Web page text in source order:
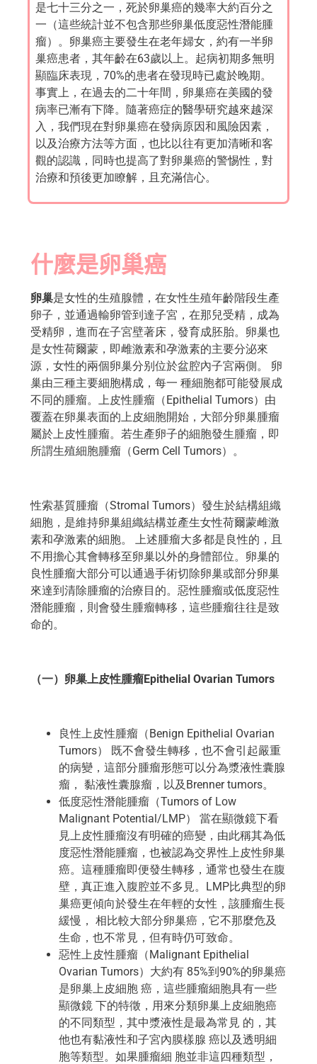
是七十三分之一，死於卵巢癌的幾率大約百分之
一（這些統計並不包含那些卵巢低度惡性潛能腫
瘤）。卵巢癌主要發生在老年婦女，約有一半卵
巢癌患者，其年齡在63歲以上。起病初期多無明
顯臨床表現，70%的患者在發現時已處於晚期。
事實上，在過去的二十年間，卵巢癌在美國的發
病率已漸有下降。隨著癌症的醫學研究越來越深
入，我們現在對卵巢癌在發病原因和風險因素，
以及治療方法等方面，也比以往有更加清晰和客
觀的認識，同時也提高了對卵巢癌的警惕性，對
治療和預後更加瞭解，且充滿信心。
什麼是卵巢癌
卵巢是女性的生殖腺體，在女性生殖年齡階段生產
卵子，並通過輸卵管到達子宮，在那兒受精，成為
受精卵，進而在子宮壁著床，發育成胚胎。卵巢也
是女性荷爾蒙，即雌激素和孕激素的主要分泌來
源，女性的兩個卵巢分别位於盆腔內子宮兩側。 卵
巢由三種主要細胞構成，每一 種細胞都可能發展成
不同的腫瘤。上皮性腫瘤（Epithelial Tumors）由
覆蓋在卵巢表面的上皮細胞開始，大部分卵巢腫瘤
屬於上皮性腫瘤。若生產卵子的細胞發生腫瘤，即
所謂生殖細胞腫瘤（Germ Cell Tumors）。
性索基質腫瘤（Stromal Tumors）發生於結構組織
細胞，是維持卵巢組織結構並產生女性荷爾蒙雌激
素和孕激素的細胞。 上述腫瘤大多都是良性的，且
不用擔心其會轉移至卵巢以外的身體部位。卵巢的
良性腫瘤大部分可以通過手術切除卵巢或部分卵巢
來達到清除腫瘤的治療目的。惡性腫瘤或低度惡性
潛能腫瘤，則會發生腫瘤轉移，這些腫瘤往往是致
命的。
（一）卵巢上皮性腫瘤Epithelial Ovarian Tumors
良性上皮性腫瘤（Benign Epithelial Ovarian
Tumors） 既不會發生轉移，也不會引起嚴重
的病變，這部分腫瘤形態可以分為漿液性囊腺
瘤， 黏液性囊腺瘤，以及Brenner tumors。
低度惡性潛能腫瘤（Tumors of Low
Malignant Potential/LMP） 當在顯微鏡下看
見上皮性腫瘤沒有明確的癌變，由此稱其為低
度惡性潛能腫瘤，也被認為交界性上皮性卵巢
癌。這種腫瘤即便發生轉移，通常也發生在腹
壁，真正進入腹腔並不多見。LMP比典型的卵
巢癌更傾向於發生在年輕的女性，該腫瘤生長
緩慢， 相比較大部分卵巢癌，它不那麼危及
生命，也不常見，但有時仍可致命。
惡性上皮性腫瘤（Malignant Epithelial
Ovarian Tumors）大約有 85%到90%的卵巢癌
是卵巢上皮細胞 癌，這些腫瘤細胞具有一些
顯微鏡 下的特徵，用來分類卵巢上皮細胞癌
的不同類型，其中漿液性是最為常見 的，其
他也有黏液性和子宮內膜樣腺 癌以及透明細
胞等類型。如果腫瘤細 胞並非這四種類型，